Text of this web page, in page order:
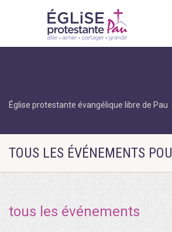
Église protestante évangélique libre de Pau
TOUS LES ÉVÉNEMENTS
tous les événements